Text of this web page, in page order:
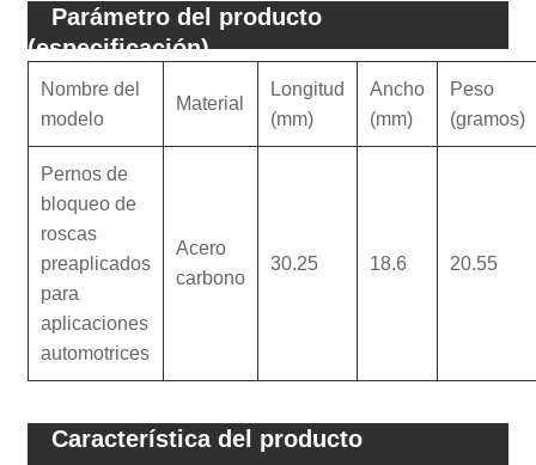
Parámetro del producto
(especificación)
Nombre del
modelo
Material
Longitud
(mm)
Ancho
(mm)
Peso
(gramos)
Pernos de
bloqueo de
roscas
preaplicados
para
aplicaciones
automotrices
Acero
carbono
30.25 18.6 20.55
Característica del producto